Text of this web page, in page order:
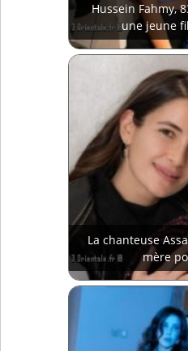
Hussein Fahmy,
une jeune
La chanteuse
mère